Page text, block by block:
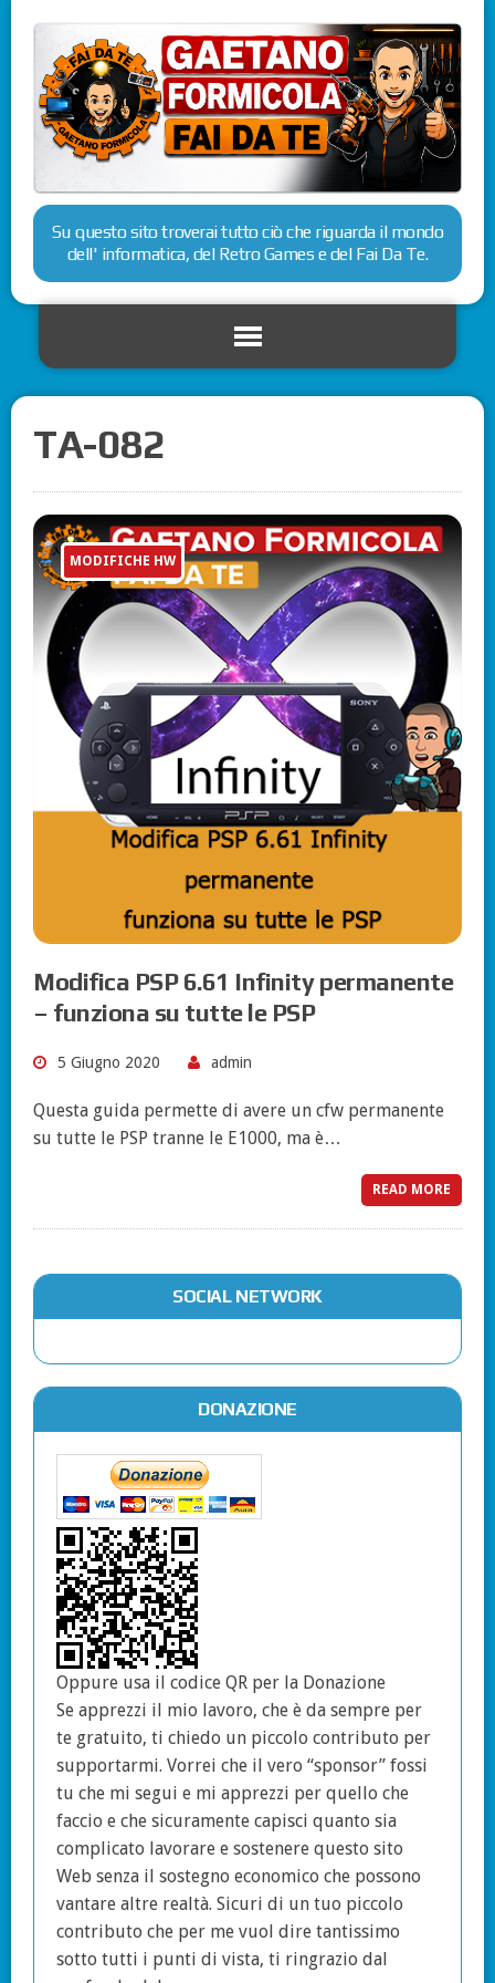
Su questo sito troverai tutto ciò che riguarda il mondo
dell' informatica, del Retro Games e del Fai Da Te.
TA-082
MODIFICHE HW
Modifica PSP 6.61 Infinity permanente
– funziona su tutte le PSP
5 Giugno 2020 admin
Questa guida permette di avere un cfw permanente
su tutte le PSP tranne le E1000, ma è…
READ MORE
SOCIAL NETWORK
DONAZIONE
Oppure usa il codice QR per la Donazione
Se apprezzi il mio lavoro, che è da sempre per
te gratuito, ti chiedo un piccolo contributo per
supportarmi. Vorrei che il vero “sponsor” fossi
tu che mi segui e mi apprezzi per quello che
faccio e che sicuramente capisci quanto sia
complicato lavorare e sostenere questo sito
Web senza il sostegno economico che possono
vantare altre realtà. Sicuri di un tuo piccolo
contributo che per me vuol dire tantissimo
sotto tutti i punti di vista, ti ringrazio dal